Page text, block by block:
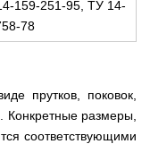
159-251-95, ТУ 14-
78
прутков, поковок,
Конкретные размеры,
соответствующими